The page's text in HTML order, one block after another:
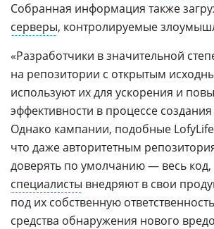
Собранная информация также
серверы, контролируемые
«Разработчики в значительной
на репозитории с открытым
используют их для ускорения и
эффективности в процессе создания
Однако кампании, подобные
что даже авторитетным
доверять по умолчанию — весь
специалисты внедряют в свои
под их собственную
средства обнаружения нового